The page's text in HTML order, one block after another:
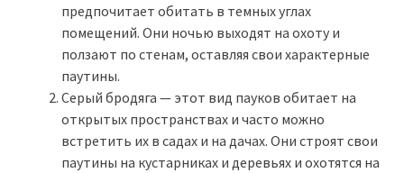
предпочитает обитать в темных углах
помещений. Они ночью выходят на охоту и
ползают по стенам, оставляя свои характерные
паутины.
Серый бродяга — этот вид пауков обитает на
открытых пространствах и часто можно
встретить их в садах и на дачах. Они строят свои
паутины на кустарниках и деревьях и охотятся на